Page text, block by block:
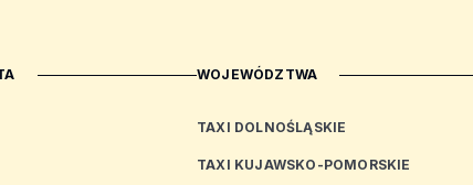
WOJEWÓDZTWA
TAXI DOLNOŚLĄSKIE
TAXI KUJAWSKO-POMORSKIE